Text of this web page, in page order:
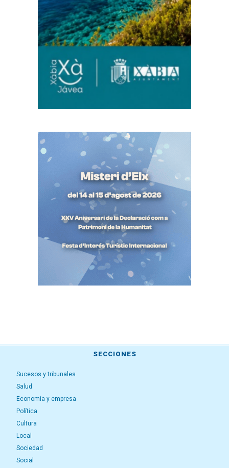
SECCIONES
Sucesos y tribunales
Salud
Economía y empresa
Política
Cultura
Local
Sociedad
Social